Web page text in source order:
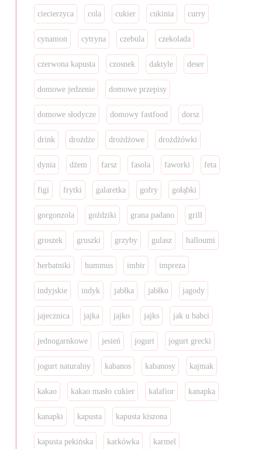
ciecierzyca cola cukier cukinia curry
cynamon cytryna czebula czekolada
czerwona kapusta czosnek daktyle deser
domowe jedzenie domowe przepisy
domowe słodycze domowy fastfood dorsz
drink drożdże drożdżowe drożdżówki
dynia dżem farsz fasola faworki feta
figi frytki galaretka gofry gołąbki
gorgonzola goździki grana padano grill
groszek gruszki grzyby gulasz halloumi
herbatniki hummus imbir impreza
indyjskie indyk jabłka jabłko jagody
jajecznica jajka jajko jajks jak u babci
jednogarnkowe jesień jogurt jogurt grecki
jogurt naturalny kabanos kabanosy kajmak
kakao kakao masło cukier kalafior kanapka
kanapki kapusta kapusta kiszona
kapusta pekińska karkówka karmel